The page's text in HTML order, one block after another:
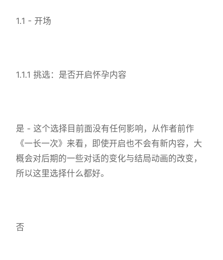
1.1 - 开场
1.1.1 挑选：是否开启怀孕内容
是 - 这个选择目前面没有任何影响，从作者前作
《一长一次》来看，即使开启也不会有新内容，大
概会对后期的一些对话的变化与结局动画的改变，
所以这里选择什么都好。
否